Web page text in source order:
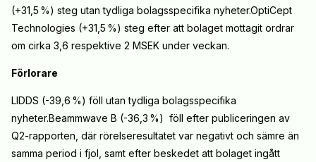
(+31,5 %) steg utan tydliga bolagsspecifika nyheter.OptiCept
Technologies (+31,5 %) steg efter att bolaget mottagit ordrar
om cirka 3,6 respektive 2 MSEK under veckan.
Förlorare
LIDDS (-39,6 %) föll utan tydliga bolagsspecifika
nyheter.Beammwave B (-36,3 %) föll efter publiceringen av
Q2-rapporten, där rörelseresultatet var negativt och sämre än
samma period i fjol, samt efter beskedet att bolaget ingått